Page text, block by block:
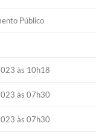
Público
às 10h18
às 07h30
às 07h30